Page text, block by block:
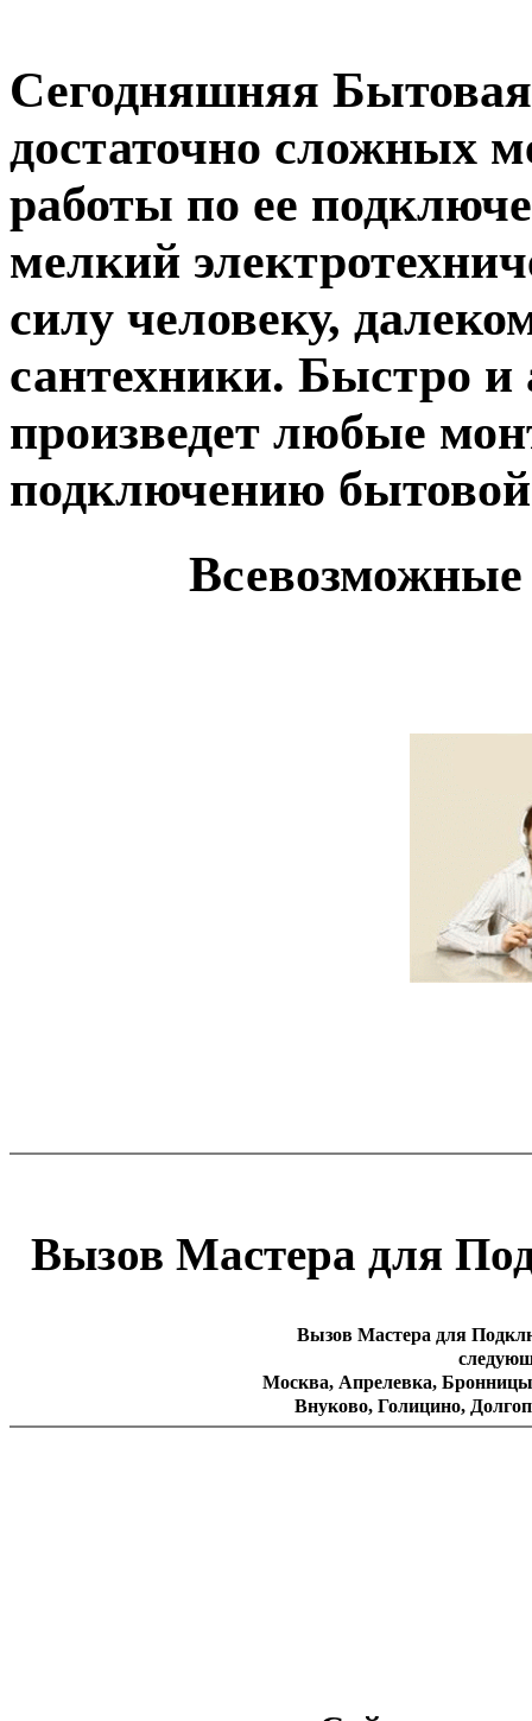
Сегодняшняя Бытовая
достаточно сложных
работы по ее
мелкий
силу человеку,
сантехники. Быстро
произведет любые
подключению
Вызов Мастера для
Вызов Мастера для
Москва, Апрелевка,
Внуково, Голицино,
Дзержинский, Дедовск,